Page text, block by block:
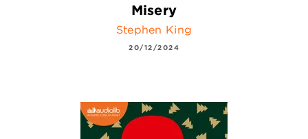
Misery
Stephen King
20/12/2024